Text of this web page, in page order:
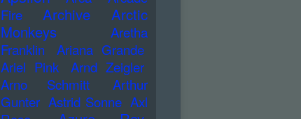
Fire
Archive
Arctic
Monkeys
Aretha
Franklin
Ariana Grande
Ariel Pink
Arnd Zeigler
Arno Schmitt
Arthur
Gunter Astrid Sonne Axl